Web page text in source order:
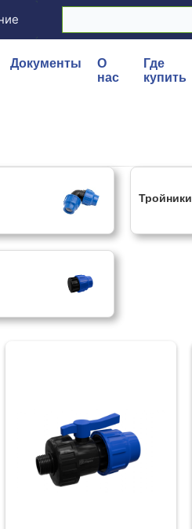
Документы
О
нас
Где
купить
Тройники